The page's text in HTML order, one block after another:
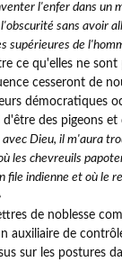
l'enfer dans un
sans avoir
supérieures de
ce qu'elles ne
cesseront de
démocratiques
d'être des pigeons
avec Dieu, il m'aura
les chevreuils
file indienne et où le
de noblesse
auxiliaire de
sur les postures